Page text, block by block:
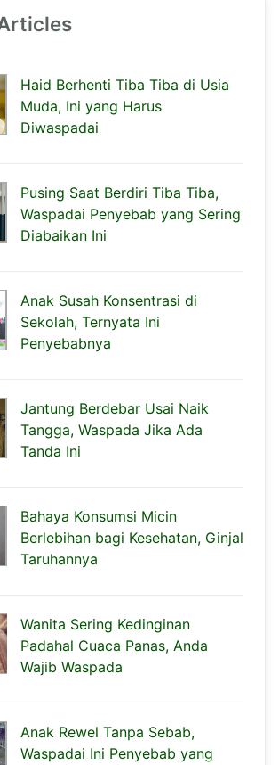
Haid Berhenti Tiba Tiba di Usia
Muda, Ini yang Harus
Diwaspadai
Pusing Saat Berdiri Tiba Tiba,
Waspadai Penyebab yang Sering
Diabaikan Ini
Anak Susah Konsentrasi di
Sekolah, Ternyata Ini
Penyebabnya
Jantung Berdebar Usai Naik
Tangga, Waspada Jika Ada
Tanda Ini
Bahaya Konsumsi Micin
Berlebihan bagi Kesehatan, Ginjal
Taruhannya
Wanita Sering Kedinginan
Padahal Cuaca Panas, Anda
Wajib Waspada
Anak Rewel Tanpa Sebab,
Waspadai Ini Penyebab yang